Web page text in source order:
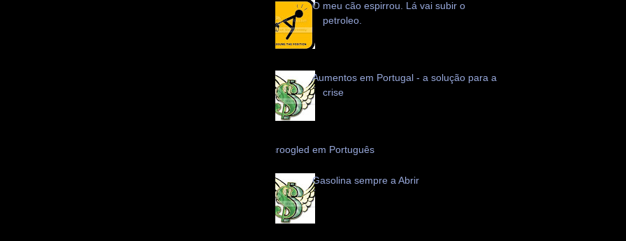
O meu cão espirrou. Lá vai subir o
petroleo.
Aumentos em Portugal - a solução para a
crise
Scroogled em Português
Gasolina sempre a Abrir